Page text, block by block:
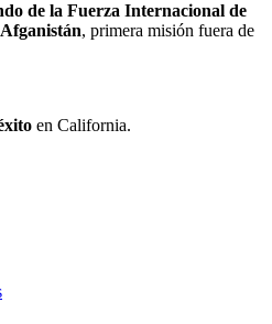
de la Fuerza Internacional de
, primera misión fuera de
en California.